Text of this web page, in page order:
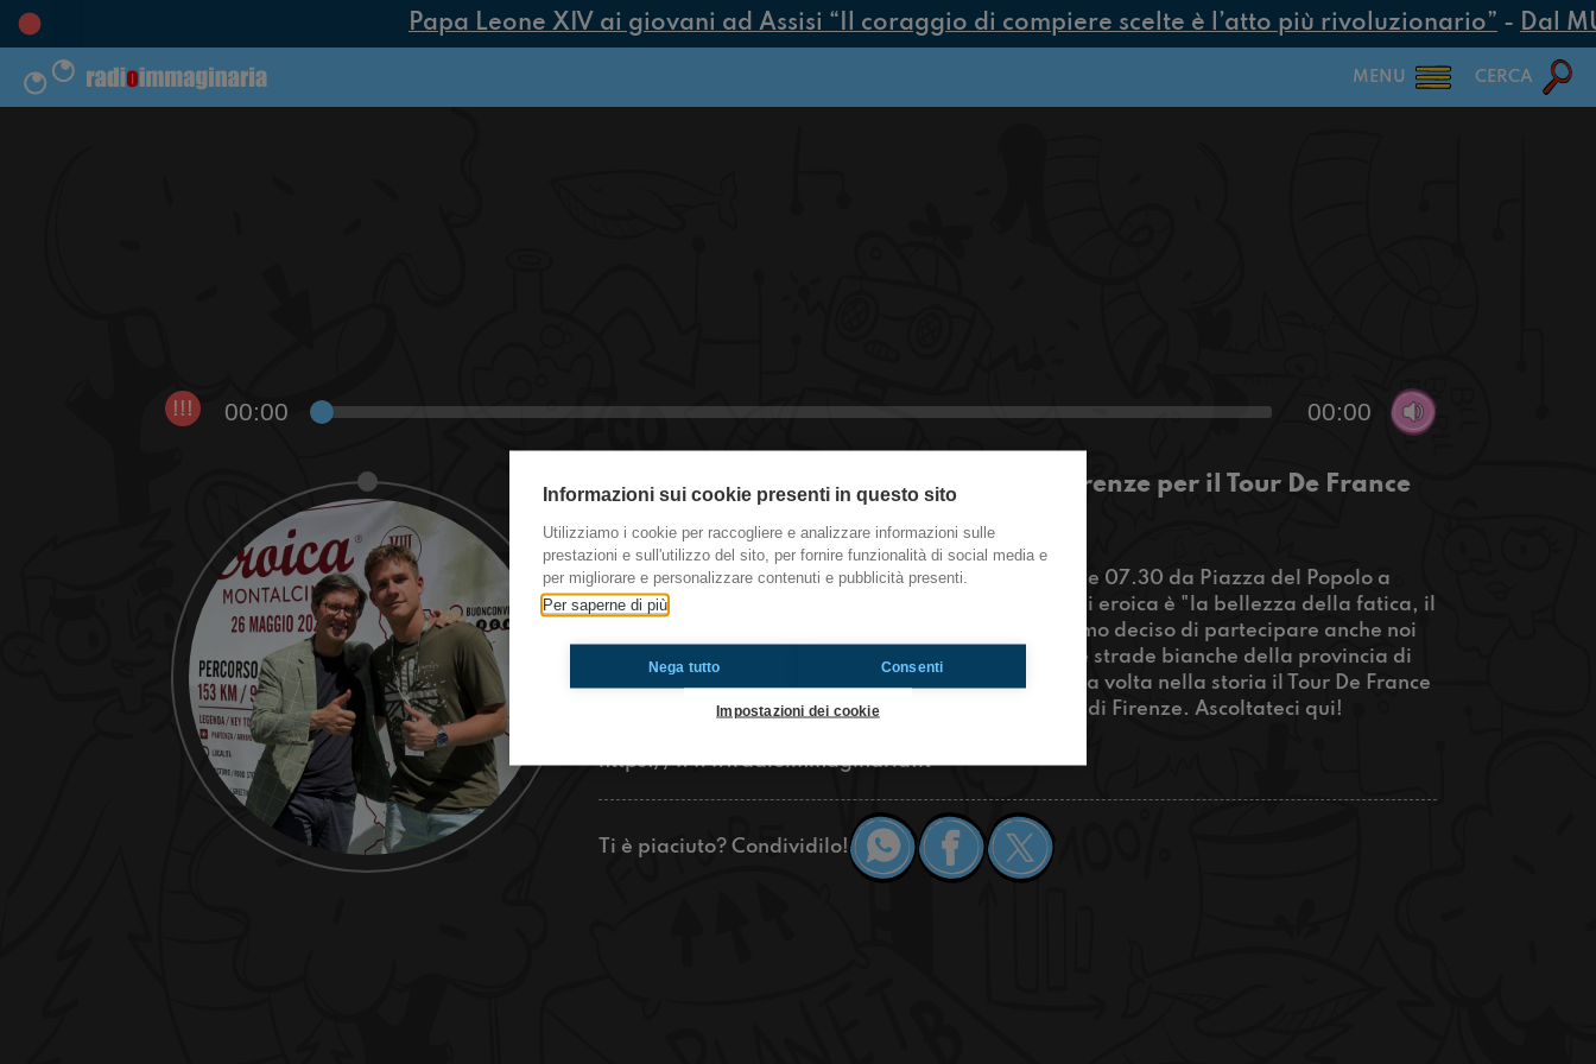
Papa Leone XIV ai giovani ad Assisi “Il coraggio di compiere scelte è l’atto più rivoluzionario”- Dal
MENU CERCA
!!! 00:00 00:00
#EroicaMontalcino Da Montalcino a Firenze per il Tour De France
con Dario Nardella
Radioimmaginaria Montalcino. Questa mattina alle 07.30 da Piazza del Popolo a
Montalcino è iniziata Eroica-Montalcino. Il motto di eroica è "la bellezza della fatica, il
gusto dell'impresa" e per provarlo appieno abbiamo deciso di partecipare anche noi
in prima persona percorrendo per 96 km le famose strade bianche della provincia di
Siena. A fine Giugno da Firenze partirà per la prima volta nella storia il Tour De France
e ne abbiamo parlato con Dario Nardella, sindaco di Firenze. Ascoltateci qui!
https://www.radioimmaginaria.it
Ti è piaciuto? Condividilo!
Informazioni sui cookie presenti in questo sito
Utilizziamo i cookie per raccogliere e analizzare informazioni sulle
prestazioni e sull'utilizzo del sito, per fornire funzionalità di social media e
per migliorare e personalizzare contenuti e pubblicità presenti.
Per saperne di più
Nega tutto Consenti
Impostazioni dei cookie